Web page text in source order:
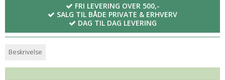
FRI LEVERING OVER 500,-
SALG TIL BÅDE PRIVATE & ERHVERV
DAG TIL DAG LEVERING
Beskrivelse